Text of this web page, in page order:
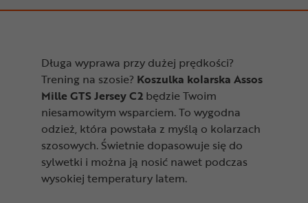
Długa wyprawa przy dużej prędkości?
Trening na szosie? Koszulka kolarska Assos
Mille GTS Jersey C2 będzie Twoim
niesamowitym wsparciem. To wygodna
odzież, która powstała z myślą o kolarzach
szosowych. Świetnie dopasowuje się do
sylwetki i można ją nosić nawet podczas
wysokiej temperatury latem.